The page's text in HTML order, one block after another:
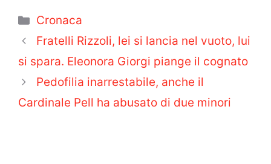
Categorie
Cronaca
Fratelli Rizzoli, lei si lancia nel vuoto, lui
si spara. Eleonora Giorgi piange il cognato
Pedofilia inarrestabile, anche il
Cardinale Pell ha abusato di due minori